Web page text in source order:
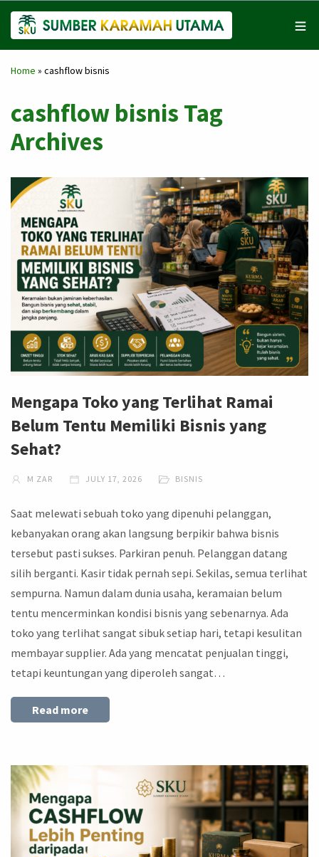
Home » cashflow bisnis
cashflow bisnis Tag
Archives
Mengapa Toko yang Terlihat Ramai
Belum Tentu Memiliki Bisnis yang
Sehat?
M ZAR JULY 17, 2026 BISNIS
Saat melewati sebuah toko yang dipenuhi pelanggan,
kebanyakan orang akan langsung berpikir bahwa bisnis
tersebut pasti sukses. Parkiran penuh. Pelanggan datang
silih berganti. Kasir tidak pernah sepi. Sekilas, semua terlihat
sempurna. Namun dalam dunia usaha, keramaian belum
tentu mencerminkan kondisi bisnis yang sebenarnya. Ada
toko yang terlihat sangat sibuk setiap hari, tetapi kesulitan
membayar supplier. Ada yang mencatat penjualan tinggi,
tetapi keuntungan yang diperoleh sangat…
Read more